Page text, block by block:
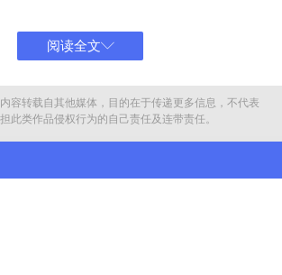
阅读全文
容转载自其他媒体，目的在于传递更多信息，不代表
此类作品侵权行为的自己责任及连带责任。